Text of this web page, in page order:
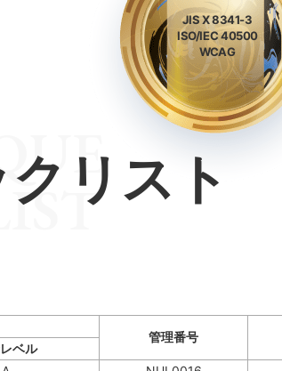
JIS X 8341-3
ISO/IEC 40500
WCAG
リスト
管理番号
ベル